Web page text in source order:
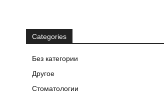
Categories
Без категории
Другое
Стоматологии